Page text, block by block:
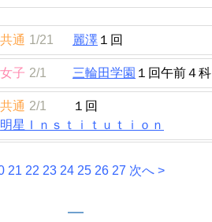
共通 1/21 麗澤 １回
女子 2/1 三輪田学園 １回午前４科
共通 2/1
明星Ｉｎｓｔｉｔｕｔｉｏｎ
１回
21 22 23 24 25 26 27 次へ >